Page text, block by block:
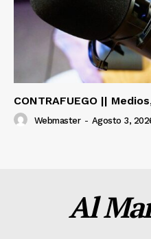
CONTRAFUEGO ||
Webmaster - Agosto 3,
Al